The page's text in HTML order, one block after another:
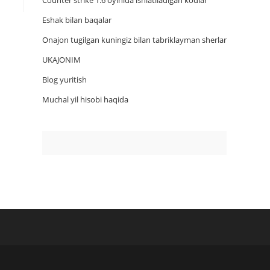
Eshak bilan baqalar
Onajon tugilgan kuningiz bilan tabriklayman sherlar
UKAJONIM
Blog yuritish
Muchal yil hisobi haqida